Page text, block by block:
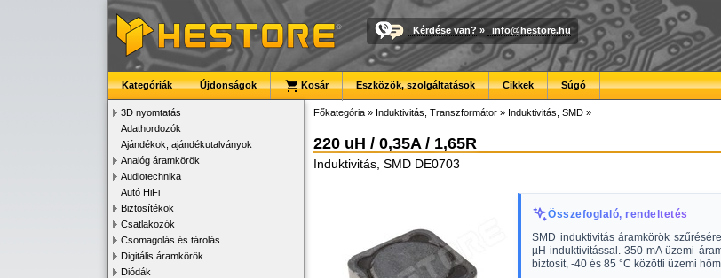
Kérdése van? » info@hestore.hu
Kategóriák Újdonságok Kosár Eszközök, szolgáltatások Cikkek Súgó
3D nyomtatás
Adathordozók
Ajándékok, ajándékutalványok
Analóg áramkörök
Audiotechnika
Autó HiFi
Biztosítékok
Csatlakozók
Csomagolás és tárolás
Digitális áramkörök
Diódák
Főkategória » Induktivitás, Transzformátor » Induktivitás, SMD »
220 uH / 0,35A / 1,65R
Induktivitás, SMD DE0703
Összefoglaló, rendeltetés
SMD induktivitás áramkörök
µH induktivitással. 350 mA üzemi
biztosít, -40 és 85 °C közötti üzemi